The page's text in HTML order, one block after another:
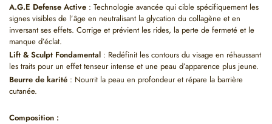
A.G.E Defense Active : Technologie avancée qui cible spécifiquement les
signes visibles de l’âge en neutralisant la glycation du collagène et en
inversant ses effets. Corrige et prévient les rides, la perte de fermeté et le
manque d’éclat.
Lift & Sculpt Fondamental : Redéfinit les contours du visage en réhaussant
les traits pour un effet tenseur intense et une peau d’apparence plus jeune.
Beurre de karité : Nourrit la peau en profondeur et répare la barrière
cutanée.
Composition :